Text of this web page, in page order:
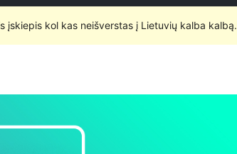
įskiepis kol kas neišverstas į Lietuvių kalba kalbą.